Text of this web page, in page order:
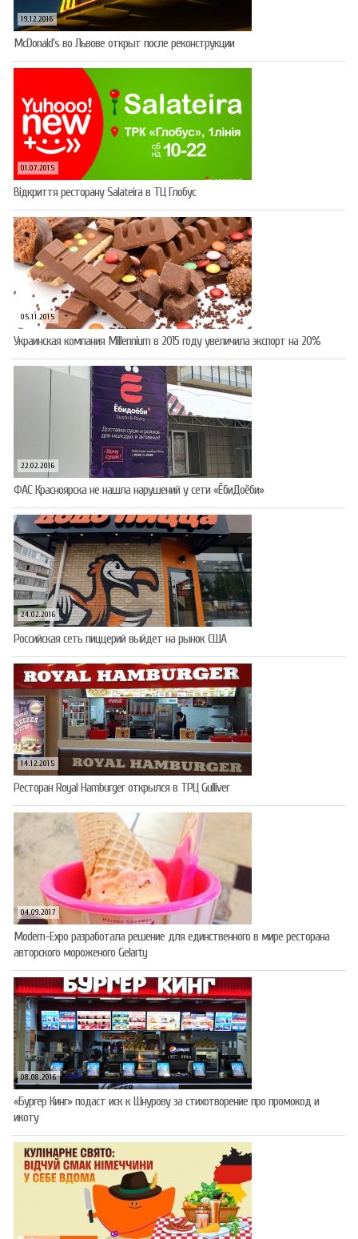
19.12.2016
McDonald’s во Львове открыт после реконструкции
01.07.2015
Відкриття ресторану Salateirа в ТЦ Глобус
05.11.2015
Украинская компания Millennium в 2015 году увеличила экспорт на 20%
22.02.2016
ФАС Красноярска не нашла нарушений у сети «ЁбиДоёби»
24.02.2016
Российская сеть пиццерий выйдет на рынок США
14.12.2015
Ресторан Royal Hamburger открылся в ТРЦ Gulliver
04.09.2017
Modern-Expo разработала решение для единственного в мире ресторана
авторского мороженого Gelarty
08.08.2016
«Бургер Кинг» подаст иск к Шнурову за стихотворение про промокод и
икоту